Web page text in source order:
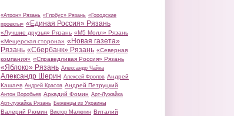
«Атрон» Рязань «Глобус» Рязань «Городские
проекты» «Единая Россия» Рязань
«Лучшие друзья» Рязань «М5 Молл» Рязань
«Мещерская сторона» «Новая газета»
Рязань «Сбербанк» Рязань «Северная
компания» «Справедливая Россия» Рязань
«Яблоко» Рязань Александр Чайка
Александр Шерин Алексей Фролов Андрей
Кашаев Андрей Красов Андрей Петруцкий
Антон Воробьев Аркадий Фомин Арт-Лужайка
Арт-лужайка Рязань Беженцы из Украины
Валерий Рюмин Виктор Малюгин Виталий